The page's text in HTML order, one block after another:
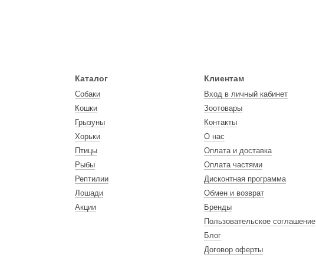
Каталог
Собаки
Кошки
Грызуны
Хорьки
Птицы
Рыбы
Рептилии
Лошади
Акции
Клиентам
Вход в личный кабинет
Зоотовары
Контакты
О нас
Оплата и доставка
Оплата частями
Дисконтная программа
Обмен и возврат
Бренды
Пользовательское соглашение
Блог
Договор оферты